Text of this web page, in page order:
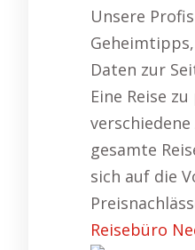
Unsere
Daten zur
Eine Reise
gesamte
sich auf die
Reisebüro